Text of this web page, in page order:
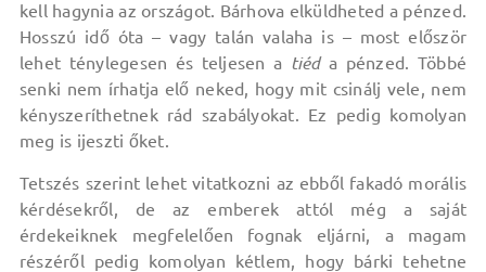
kell hagynia az országot. Bárhova elküldheted a pénzed.
Hosszú idő óta – vagy talán valaha is – most először
lehet ténylegesen és teljesen a tiéda pénzed. Többé
senki nem írhatja elő neked, hogy mit csinálj vele, nem
kényszeríthetnek rád szabályokat. Ez pedig komolyan
meg is ijeszti őket.
Tetszés szerint lehet vitatkozni az ebből fakadó morális
kérdésekről, de az emberek attól még a saját
érdekeiknek megfelelően fognak eljárni, a magam
részéről pedig komolyan kétlem, hogy bárki tehetne